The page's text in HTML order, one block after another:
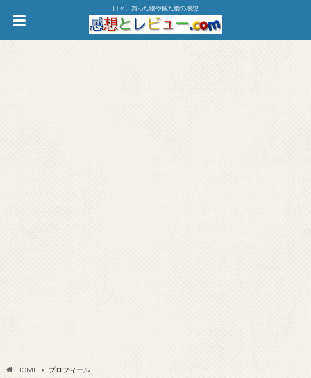
日々、買った物や観た物の感想
HOME プロフィール